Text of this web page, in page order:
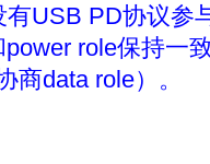
USB PD协议参
role保持一
商data role）。